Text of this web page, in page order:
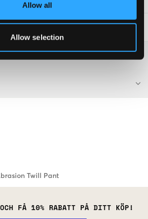
Allow all
Allow selection
Twill Pant
FÅ 10% RABATT PÅ DITT KÖP!